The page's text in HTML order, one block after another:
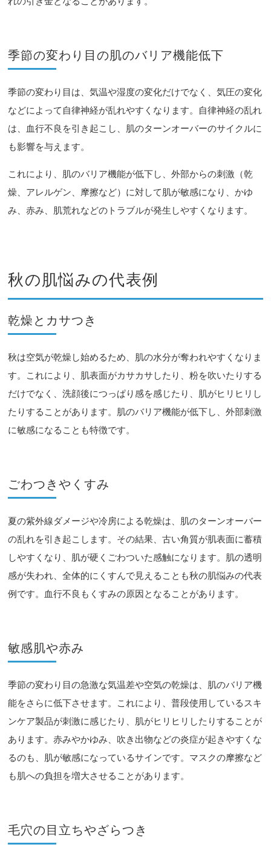
季節の変わり目の肌のバリア機能低下
季節の変わり目は、気温や湿度の変化だけでなく、気圧の変化
などによって自律神経が乱れやすくなります。自律神経の乱れ
は、血行不良を引き起こし、肌のターンオーバーのサイクルに
も影響を与えます。
これにより、肌のバリア機能が低下し、外部からの刺激（乾
燥、アレルゲン、摩擦など）に対して肌が敏感になり、かゆ
み、赤み、肌荒れなどのトラブルが発生しやすくなります。
秋の肌悩みの代表例
乾燥とカサつき
秋は空気が乾燥し始めるため、肌の水分が奪われやすくなりま
す。これにより、肌表面がカサカサしたり、粉を吹いたりする
だけでなく、洗顔後につっぱり感を感じたり、肌がヒリヒリし
たりすることがあります。肌のバリア機能が低下し、外部刺激
に敏感になることも特徴です。
ごわつきやくすみ
夏の紫外線ダメージや冷房による乾燥は、肌のターンオーバー
の乱れを引き起こします。その結果、古い角質が肌表面に蓄積
しやすくなり、肌が硬くごわついた感触になります。肌の透明
感が失われ、全体的にくすんで見えることも秋の肌悩みの代表
例です。血行不良もくすみの原因となることがあります。
敏感肌や赤み
季節の変わり目の急激な気温差や空気の乾燥は、肌のバリア機
能をさらに低下させます。これにより、普段使用しているスキ
ンケア製品が刺激に感じたり、肌がヒリヒリしたりすることが
あります。赤みやかゆみ、吹き出物などの炎症が起きやすくな
るのも、肌が敏感になっているサインです。マスクの摩擦など
も肌への負担を増大させることがあります。
毛穴の目立ちやざらつき